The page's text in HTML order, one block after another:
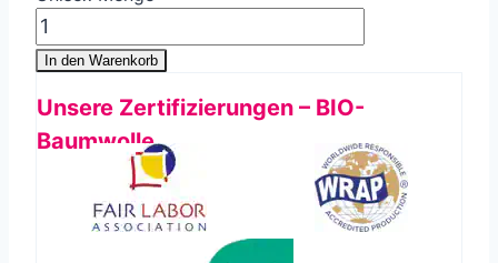
In den Warenkorb
Unsere Zertifizierungen – BIO-
Baumwolle